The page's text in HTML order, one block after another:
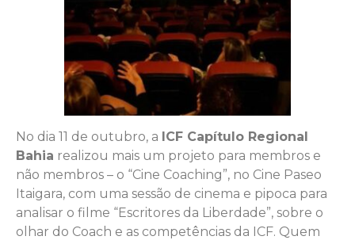
No dia 11 de outubro, a ICF Capítulo Regional
Bahia realizou mais um projeto para membros e
não membros – o “Cine Coaching”, no Cine Paseo
Itaigara, com uma sessão de cinema e pipoca para
analisar o filme “Escritores da Liberdade”, sobre o
olhar do Coach e as competências da ICF. Quem